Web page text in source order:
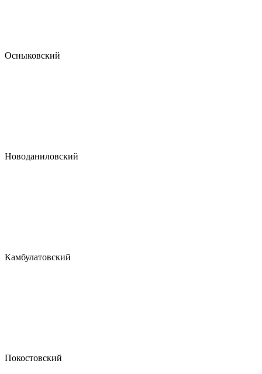
Осныковский
Новоданиловский
Камбулатовский
Покостовский